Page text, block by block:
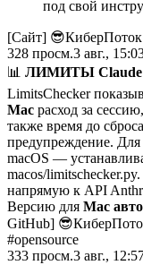
под свой
[Сайт] 😎КиберПоток
328 просм.3 авг.,
📊 ЛИМИТЫ Claude
LimitsChecker
Mac расход за
также время до
предупреждение. Для
macOS —
macos/
напрямую к API
Версию для Mac
GitHub]
#opensource
333 просм.3 авг.,